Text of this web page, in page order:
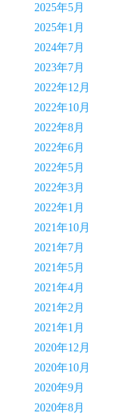
2025年5月
2025年1月
2024年7月
2023年7月
2022年12月
2022年10月
2022年8月
2022年6月
2022年5月
2022年3月
2022年1月
2021年10月
2021年7月
2021年5月
2021年4月
2021年2月
2021年1月
2020年12月
2020年10月
2020年9月
2020年8月